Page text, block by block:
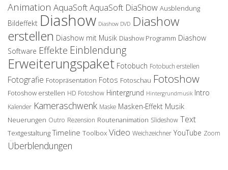
Animation AquaSoftAquaSoft DiaShow Ausblendung
Bildeffekt Diashow Diashow DVD Diashow
erstellen Diashow mit Musik Diashow Programm Diashow
Software Effekte Einblendung
Erweiterungspaket Fotobuch Fotobuch erstellen
Fotografie Fotopräsentation Fotos Fotoschau Fotoshow
Fotoshow erstellen HD Fotoshow Hintergrund Hintergrundmusik Intro
Kalender Kameraschwenk Maske Masken-Effekt Musik
Neuerungen Outro Rezension Routenanimation Slideshow Text
Textgestaltung Timeline Toolbox Video Weichzeichner YouTube Zoom
Überblendungen